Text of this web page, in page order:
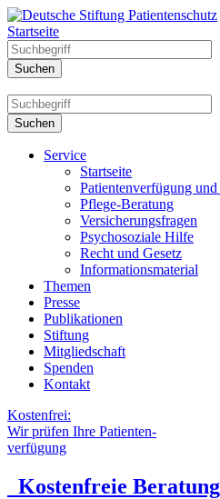
Startseite
Service
Startseite
Patientenverfügung
Pflege-Beratung
Versicherungsfragen
Psychosoziale Hilfe
Recht und Gesetz
Informationsmaterial
Themen
Presse
Publikationen
Stiftung
Mitgliedschaft
Spenden
Kontakt
Kostenfrei:
Wir prüfen Ihre Patienten-
verfügung
Kostenfreie Beratung